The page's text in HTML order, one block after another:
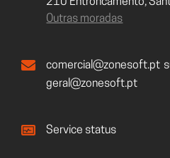
Outras moradas
comercial@zonesoft.pt
geral@zonesoft.pt
Service status